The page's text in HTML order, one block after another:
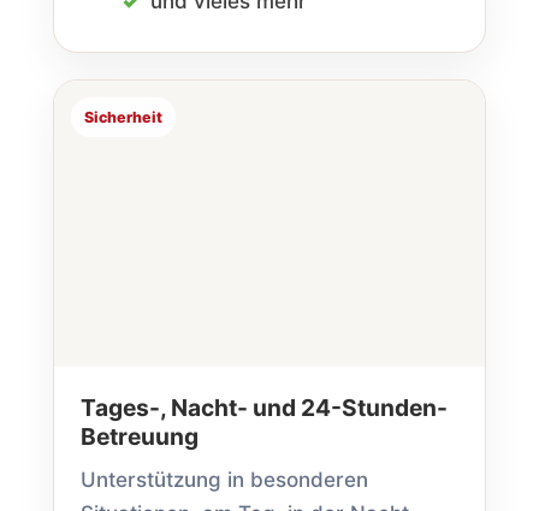
Sicherheit
Tages-, Nacht- und 24-Stunden-
Betreuung
Unterstützung in besonderen